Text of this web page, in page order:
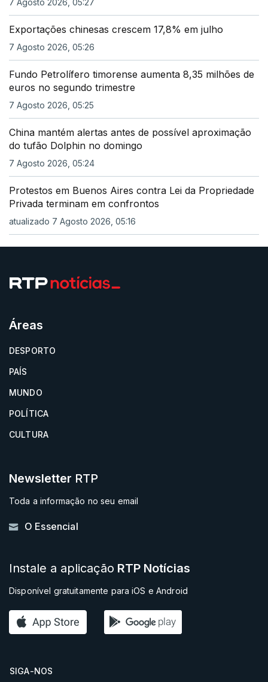
7 Agosto 2026, 05:27
Exportações chinesas crescem 17,8% em julho
7 Agosto 2026, 05:26
Fundo Petrolífero timorense aumenta 8,35 milhões de
euros no segundo trimestre
7 Agosto 2026, 05:25
China mantém alertas antes de possível aproximação
do tufão Dolphin no domingo
7 Agosto 2026, 05:24
Protestos em Buenos Aires contra Lei da Propriedade
Privada terminam em confrontos
atualizado 7 Agosto 2026, 05:16
Áreas
DESPORTO
PAÍS
MUNDO
POLÍTICA
CULTURA
Newsletter RTP
Toda a informação no seu email
O Essencial
Instale a aplicação RTP Notícias
Disponível gratuitamente para iOS e Android
SIGA-NOS